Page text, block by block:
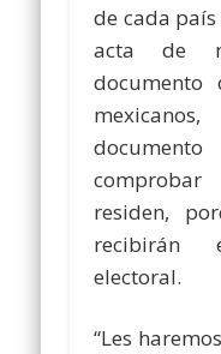
de cada
acta de
documento
residen,
recibirán
electoral.
“Les